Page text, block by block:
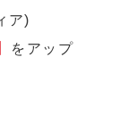
ア)
をアップ